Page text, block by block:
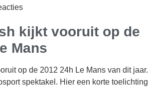
kijkt vooruit op de
Mans
op de 2012 24h Le Mans van dit jaar.
spektakel. Hier een korte toelichting